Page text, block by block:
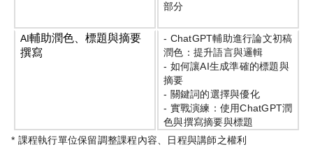
部分
AI輔助潤色、標題與摘要
撰寫
- ChatGPT輔助進行論文初稿
潤色：提升語言與邏輯
- 如何讓AI生成準確的標題與
摘要
- 關鍵詞的選擇與優化
- 實戰演練：使用ChatGPT潤
色與撰寫摘要與標題
* 課程執行單位保留調整課程內容、日程與講師之權利